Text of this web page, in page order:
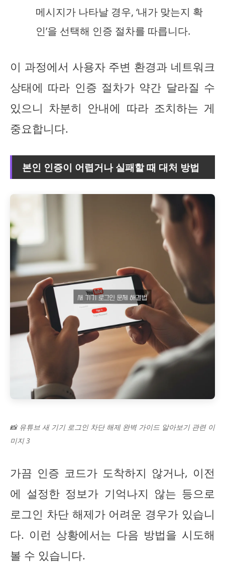
메시지가 나타날 경우, ‘내가 맞는지 확
인’을 선택해 인증 절차를 따릅니다.
이 과정에서 사용자 주변 환경과 네트워크
상태에 따라 인증 절차가 약간 달라질 수
있으니 차분히 안내에 따라 조치하는 게
중요합니다.
본인 인증이 어렵거나 실패할 때 대처 방법
📸 유튜브 새 기기 로그인 차단 해제 완벽 가이드 알아보기 관련 이
미지 3
가끔 인증 코드가 도착하지 않거나, 이전
에 설정한 정보가 기억나지 않는 등으로
로그인 차단 해제가 어려운 경우가 있습니
다. 이런 상황에서는 다음 방법을 시도해
볼 수 있습니다.